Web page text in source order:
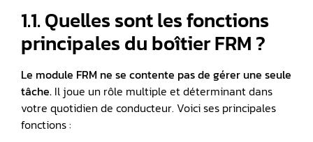
1.1. Quelles sont les fonctions
principales du boîtier FRM ?
Le module FRM ne se contente pas de gérer une seule
tâche. Il joue un rôle multiple et déterminant dans
votre quotidien de conducteur. Voici ses principales
fonctions :